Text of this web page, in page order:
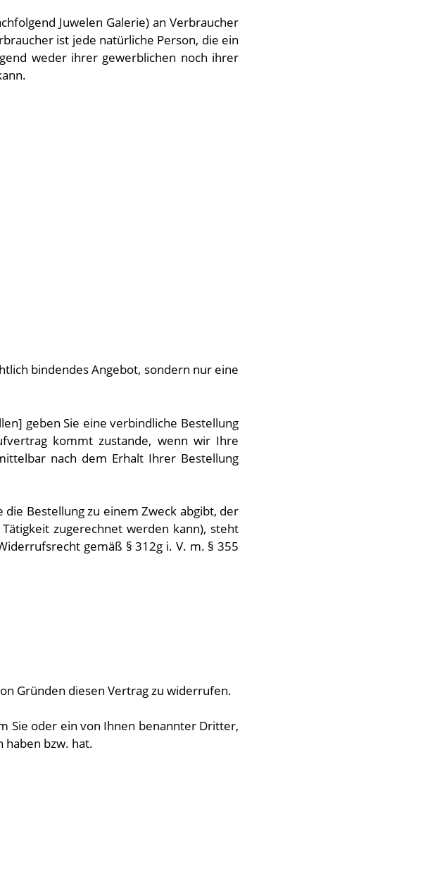
Juwelen Galerie) an Verbraucher
ist jede natürliche Person, die ein
weder ihrer gewerblichen noch ihrer
bindendes Angebot, sondern nur eine
geben Sie eine verbindliche Bestellung
kommt zustande, wenn wir Ihre
nach dem Erhalt Ihrer Bestellung
Bestellung zu einem Zweck abgibt, der
zugerechnet werden kann), steht
gemäß § 312g i. V. m. § 355
Gründen diesen Vertrag zu widerrufen.
Sie oder ein von Ihnen benannter Dritter,
haben bzw. hat.